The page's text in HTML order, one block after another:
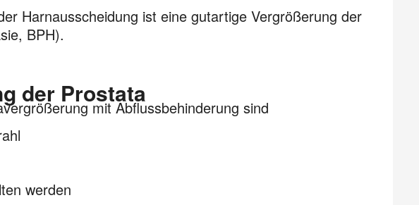
Harnausscheidung ist eine gut­artige Vergrößerung der
BPH).
der Prostatamit Abflussbehinderung sind
werden